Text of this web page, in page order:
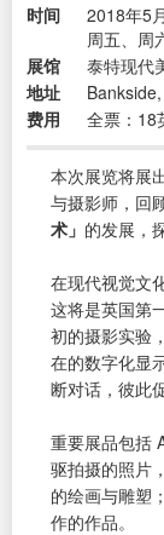
时间
2018年5
周五、周
展馆
泰特现代
地址
费用
全票：18
本次展览将展
与摄影师，回
术」 的发展，
在现代视觉文
这将是英国第
初的摄影实验
在的数字化显
断对话，彼此
重要展品包括
驱拍摄的照片
的绘画与雕塑
作的作品。